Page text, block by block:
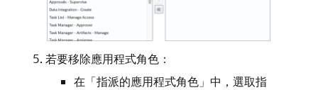
若要移除應用程式角色：
在「指派的應用程式角色」中，選取指